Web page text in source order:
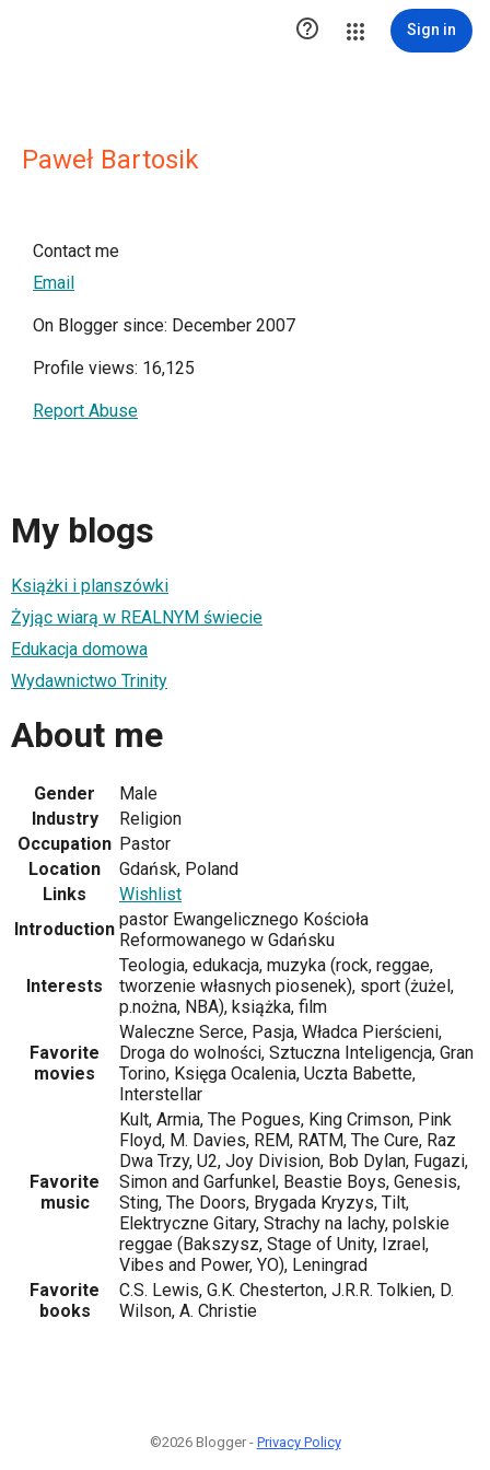
 Sign in
Paweł Bartosik
Contact me
Email
On Blogger since: December 2007
Profile views: 16,125
Report Abuse
My blogs
Książki i planszówki
Żyjąc wiarą w REALNYM świecie
Edukacja domowa
Wydawnictwo Trinity
About me
Gender
Male
Industry
Religion
Occupation Pastor
Location
Gdańsk, Poland
Links
Wishlist
Introduction pastor Ewangelicznego Kościoła
Reformowanego w Gdańsku
Interests
Teologia, edukacja, muzyka (rock, reggae,
tworzenie własnych piosenek), sport (żużel,
p.nożna, NBA), książka, film
Favorite
movies
Waleczne Serce, Pasja, Władca Pierścieni,
Droga do wolności, Sztuczna Inteligencja, Gran
Torino, Księga Ocalenia, Uczta Babette,
Interstellar
Favorite
music
Kult, Armia, The Pogues, King Crimson, Pink
Floyd, M. Davies, REM, RATM, The Cure, Raz
Dwa Trzy, U2, Joy Division, Bob Dylan, Fugazi,
Simon and Garfunkel, Beastie Boys, Genesis,
Sting, The Doors, Brygada Kryzys, Tilt,
Elektryczne Gitary, Strachy na lachy, polskie
reggae (Bakszysz, Stage of Unity, Izrael,
Vibes and Power, YO), Leningrad
Favorite
books
C.S. Lewis, G.K. Chesterton, J.R.R. Tolkien, D.
Wilson, A. Christie
©2026 Blogger - Privacy Policy